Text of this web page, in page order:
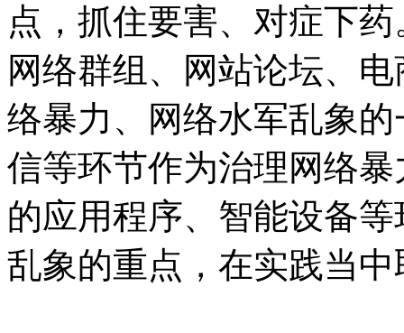
点，抓住要害、对症下
网络群组、网站论坛、
络暴力、网络水军乱象
信等环节作为治理网络
的应用程序、智能设备
乱象的重点，在实践当